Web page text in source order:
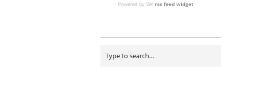
Powered by SW rss feed widget